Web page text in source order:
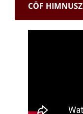
CÖF HIMNUSZ